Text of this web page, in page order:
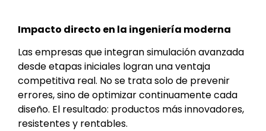
Impacto directo en la ingeniería moderna
Las empresas que integran simulación avanzada
desde etapas iniciales logran una ventaja
competitiva real. No se trata solo de prevenir
errores, sino de optimizar continuamente cada
diseño. El resultado: productos más innovadores,
resistentes y rentables.